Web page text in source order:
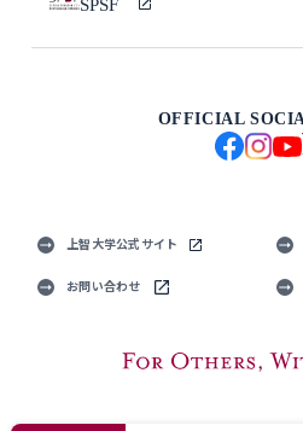
SPSF
OFFICIAL
上智大学公式サイト
お問い合わせ